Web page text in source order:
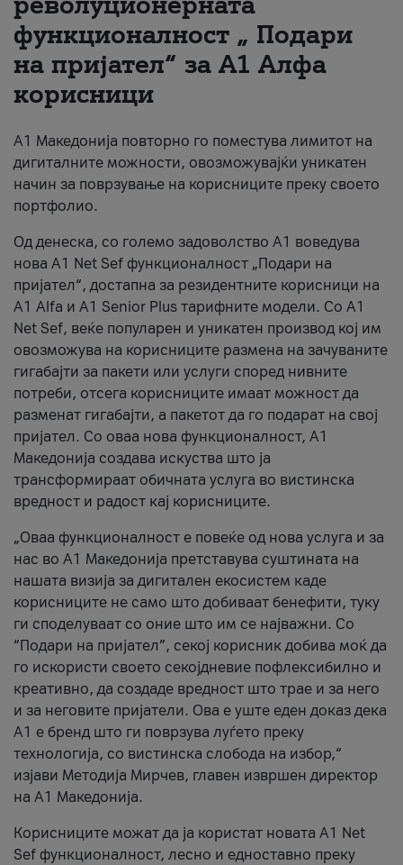
За нас
#ПодобарОнлајн
функционалност „ Подари
на пријател“ за А1 Алфа
корисници
А1 Македонија повторно го поместува лимитот на
дигиталните можности, овозможувајќи уникатен
начин за поврзување на корисниците преку своето
портфолио.
Од денеска, со големо задоволство А1 воведува
нова A1 Net Sef функционалност „Подари на
пријател“, достапна за резидентните корисници на
А1 Alfa и A1 Senior Plus тарифните модели. Со A1
Net Sef, веќе популарен и уникатен производ кој им
овозможува на корисниците размена на зачуваните
гигабајти за пакети или услуги според нивните
потреби, отсега корисниците имаат можност да
разменат гигабајти, а пакетот да го подарат на свој
пријател. Со оваа нова функционалност, А1
Македонија создава искуства што ја
трансформираат обичната услуга во вистинска
вредност и радост кај корисниците.
„Оваа функционалност е повеќе од нова услуга и за
нас во А1 Македонија претставува суштината на
нашата визија за дигитален екосистем каде
корисниците не само што добиваат бенефити, туку
ги споделуваат со оние што им се најважни. Со
“Подари на пријател”, секој корисник добива моќ да
го искористи своето секојдневие пофлексибилно и
креативно, да создаде вредност што трае и за него
и за неговите пријатели. Ова е уште еден доказ дека
А1 е бренд што ги поврзува луѓето преку
технологија, со вистинска слобода на избор,“
изјави Методија Мирчев, главен извршен директор
на А1 Македонија.
Корисниците можат да ја користат новата А1 Net
Sef функционалност, лесно и едноставно преку